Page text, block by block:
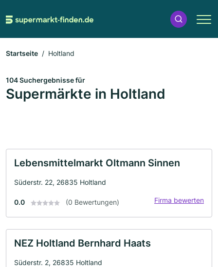
Startseite Holtland
104 Suchergebnisse für
Supermärkte in Holtland
Lebensmittelmarkt Oltmann Sinnen
Süderstr. 22, 26835 Holtland
0.0 (0 Bewertungen) Firma bewerten
NEZ Holtland Bernhard Haats
Süderstr. 2, 26835 Holtland